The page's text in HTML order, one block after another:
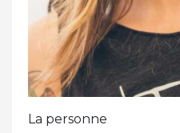
La personne